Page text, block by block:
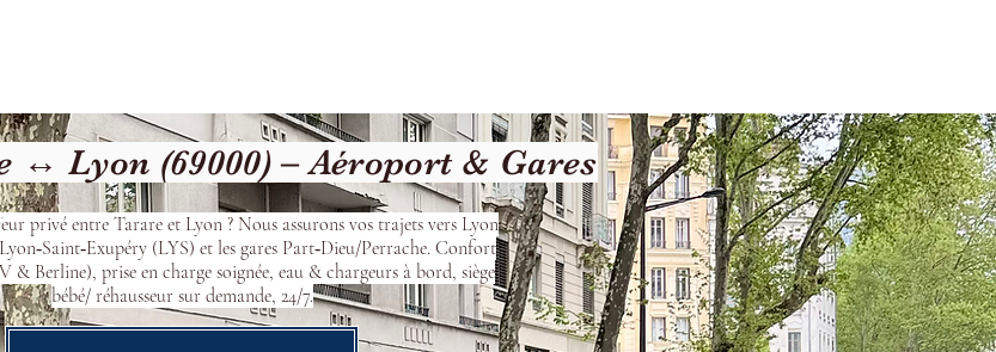
↔ Lyon (69000) – Aéroport & Gares
privé entre Tarare et Lyon ? Nous assurons vos trajets vers Lyon
(LYS) et les gares Part‑Dieu/Perrache. Confort
& Berline), prise en charge soignée, eau & chargeurs à bord, siège
bébé/ réhausseur sur demande, 24/7.